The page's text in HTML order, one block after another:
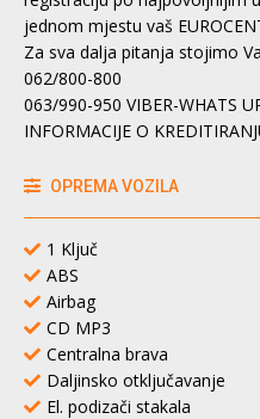
jednom mjestu vaš
Za sva dalja pitanja stojimo
062/800-800
063/990-950 VIBER-WHATS
INFORMACIJE O
OPREMA VOZILA
1 Ključ
ABS
Airbag
CD MP3
Centralna brava
Daljinsko otključavanje
El. podizači stakala